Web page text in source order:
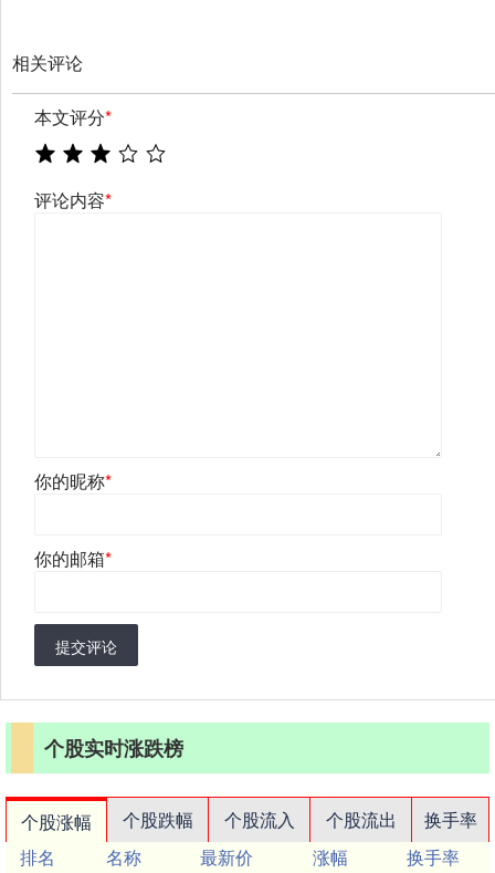
相关评论
本文评分*
评论内容*
你的昵称*
你的邮箱*
提交评论
个股实时涨跌榜
个股涨幅 个股跌幅 个股流入 个股流出
换手率
排名
名称 最新价 涨幅
换手率